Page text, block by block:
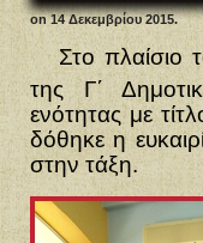
on14 Δεκεμβρίου 2015.
Στο πλαίσιο
της Γ΄
ενότητας με
δόθηκε η
στην τάξη.